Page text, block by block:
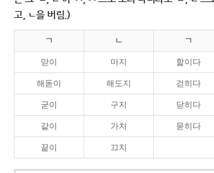
고, ㄴ을 버림.)
ㄱ ㄴ ㄱ
맏이 마지 핥이다
해돋이 해도지 걷히다
굳이 구지 닫히다
같이 가치 묻히다
끝이 끄치